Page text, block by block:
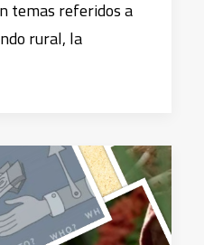
temas referidos a
rural, la